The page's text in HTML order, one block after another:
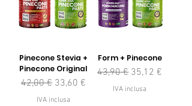
Pinecone Stevia +
Pinecone Original
Prezzo regolare
42,00 € Prezzo scontato
33,60 €
IVA inclusa
Form + Pinecone
Prezzo regolare
43,90 € Prezzo scontato
35,12 €
IVA inclusa